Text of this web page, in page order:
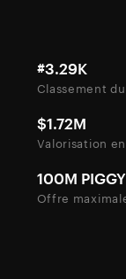
#3.29K
$1.72M
100M PIGGY
Offre